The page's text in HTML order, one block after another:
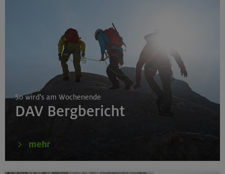
So wird's am Wochenende
DAV Bergbericht
mehr